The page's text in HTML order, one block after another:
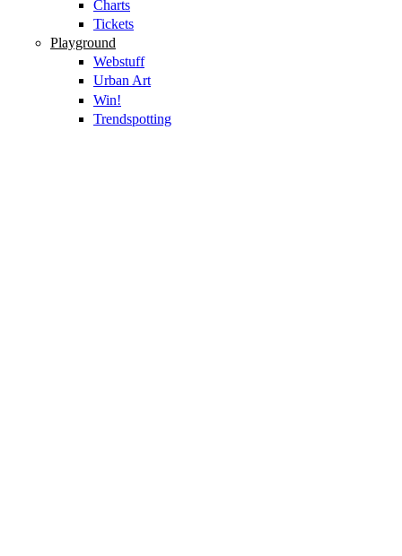
Charts
Tickets
Playground
Webstuff
Urban Art
Win!
Trendspotting